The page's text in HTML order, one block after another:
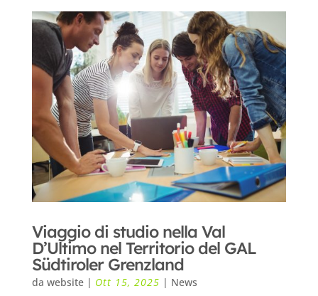
Viaggio di studio nella Val
D’Ultimo nel Territorio del GAL
Südtiroler Grenzland
da website| Ott 15, 2025 | News